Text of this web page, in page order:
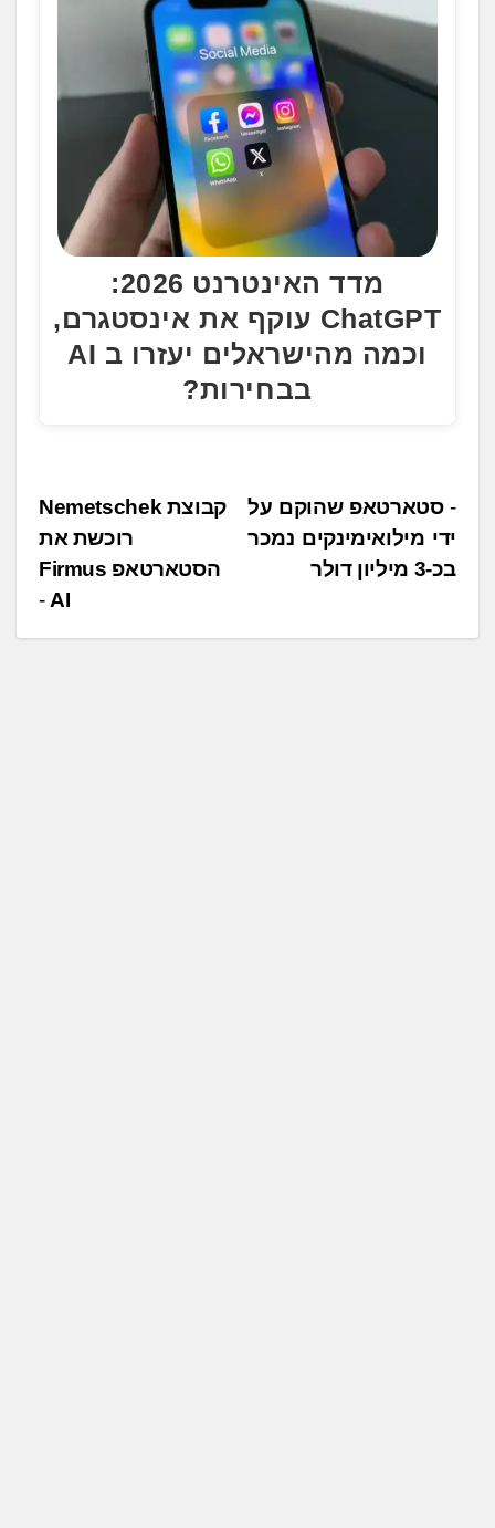
מדד האינטרנט 2026:
ChatGPT עוקף את אינסטגרם,
וכמה מהישראלים יעזרו ב AI
בבחירות?
נ
י
ו
קבוצת Nemetschek
רוכשת את
הסטארטאפ Firmus
AI
סטארטאפ שהוקם על
ידי מילואימינקים נמכר
בכ-3 מיליון דולר